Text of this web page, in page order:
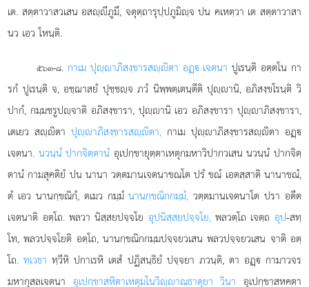
เต. สตฺตาวาสวเสน อสฺีภูมึ, จตุตฺถารุปฺปภูมิฺจ ปน คเหตฺวา เต สตฺตาวาสา
นว เอว โหนฺติ.
๕๖๓-๘. กาเม ปุฺาภิสงฺขารสฺิตา อฏฺ เจตนา ปูเรนฺติ อตฺตโน กา
รกํ ปูเรนฺติ จ, อชฺฌาสยํ ปุชฺชฺจ ภวํ นิพฺพตฺเตนฺตีติ ปุฺานิ, อภิสงฺขโรนฺติ วิ
ปากํ, กมฺมชรูปฺจาติ อภิสงฺขารา, ปุฺานิ เอว อภิสงฺขารา ปุฺาภิสงฺขารา,
เตเยว สฺิตาปุฺาภิสงฺขารสฺิตา, กาเม ปุฺาภิสงฺขารสฺิตา อฏฺ
เจตนา. นวนฺนํ ปากจิตฺตานํ อุเปกฺขายุตฺตาเหตุกมหาวิปากวเสน นวนฺนํ ปากจิตฺ
ตานํ กามสุคติยํ ปน นานา วตฺตมานเจตนาขณโต ปรํ ขณํ เอตสฺสาติ นานาขณํ,
ตํ เอว นานกฺขณิกํ, ตเมว กมฺมํนานกฺขณิกกมฺมํ, วตฺตมานเจตนาโต ปรา อตีต
เจตนาติ อตฺโถ. พลวา นิสฺสยปจฺจโย อุปนิสฺสยปจฺจโย,พลวตฺโถ เจตฺถ อุป-สทฺ
โท, พลวปจฺจโยติ อตฺโถ, นานกฺขณิกกมฺมปจฺจยวเสน พลวปจฺจยวเสน จาติ อตฺ
โถ.ทฺเวธา ทฺวีหิ ปกาเรหิ เตสํ ปฏิสนฺธิยํ ปจฺจยา ภวนฺติ, ตา อฏฺ กามาวจร
มหากุสลเจตนา อุเปกฺขาสหิตาเหตุมโนวิฺาณธาตุยา วินา อุเปกฺขาสหคตา